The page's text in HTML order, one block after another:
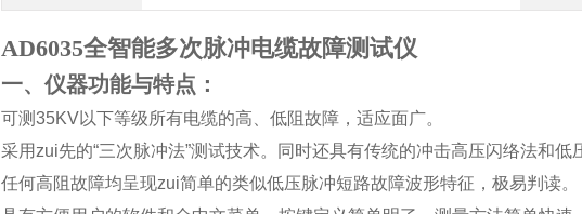
AD6035全智能多次脉冲电缆故障测试仪
一、仪器功能与特点：
可测35KV以下等级所有电缆的高、低阻故障，适应面广。
采用zui先的“三次脉冲法”测试技术。同时还具有传统的冲击高压闪络法和低
任何高阻故障均呈现zui简单的类似低压脉冲短路故障波形特征，极易判读。